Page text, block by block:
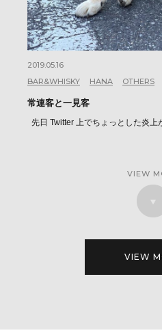
2019.05.16
BAR&WHISKY
HANA OTHERS
常連客と一見客
先日 Twitter 上でちょっとした炎
VIEW
VIEW